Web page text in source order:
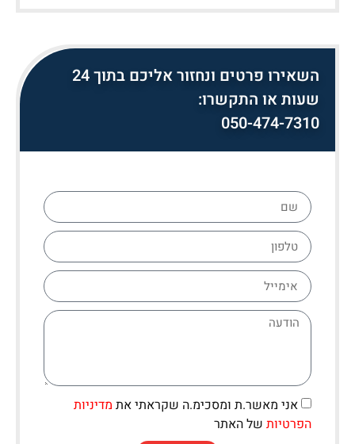
השאירו פרטים ונחזור אליכם בתוך 24
שעות או התקשרו:
050-474-7310
אני מאשר.ת ומסכימ.ה שקראתי את מדיניות
הפרטיות של האתר